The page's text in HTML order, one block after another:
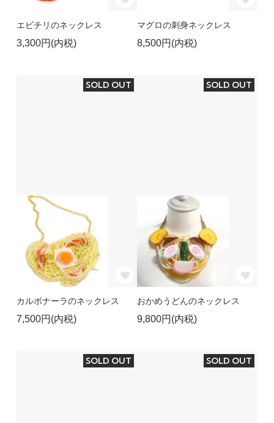
エビチリのネックレス
3,300円(内税)
マグロの刺身ネックレス
8,500円(内税)
SOLD OUT
カルボナーラのネックレス
7,500円(内税)
SOLD OUT
おかめうどんのネックレス
9,800円(内税)
SOLD OUT SOLD OUT